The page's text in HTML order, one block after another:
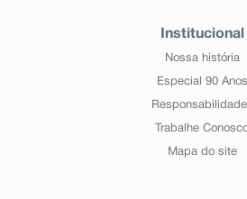
Institucional
Nossa história
Especial 90 Anos
Trabalhe
Mapa do site